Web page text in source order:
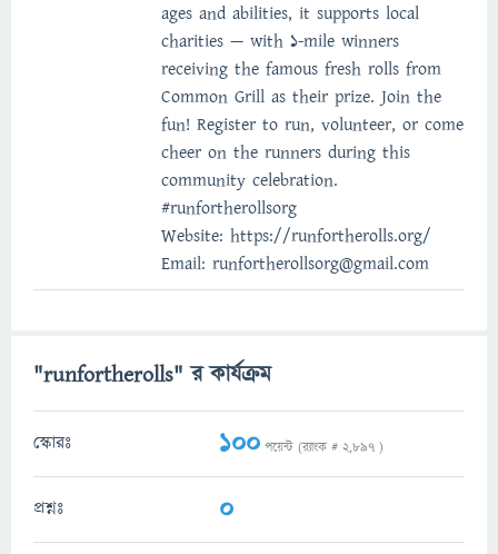
ages and abilities, it supports local
charities — with 1-mile winners
receiving the famous fresh rolls from
Common Grill as their prize. Join the
fun! Register to run, volunteer, or come
cheer on the runners during this
community celebration.
#runfortherollsorg
Website: https://runfortherolls.org/
Email: runfortherollsorg@gmail.com
"runfortherolls" র কার্যক্রম
স্কোরঃ 100 পয়েন্ট (র‌্যাংক # 2,897 )
প্রশ্নঃ 0